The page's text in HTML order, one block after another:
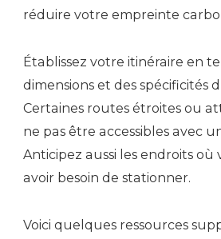
réduire votre empreinte
Établissez votre itinéraire en
dimensions et des spécificités
Certaines routes étroites ou
ne pas être accessibles avec
Anticipez aussi les endroits où
avoir besoin de stationner.
Voici quelques ressources